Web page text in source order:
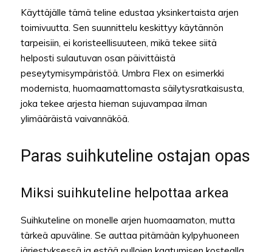
Käyttäjälle tämä teline edustaa yksinkertaista arjen
toimivuutta. Sen suunnittelu keskittyy käytännön
tarpeisiin, ei koristeellisuuteen, mikä tekee siitä
helposti sulautuvan osan päivittäistä
peseytymisympäristöä. Umbra Flex on esimerkki
modernista, huomaamattomasta säilytysratkaisusta,
joka tekee arjesta hieman sujuvampaa ilman
ylimääräistä vaivannäköä.
Paras suihkuteline ostajan opas
Miksi suihkuteline helpottaa arkea
Suihkuteline on monelle arjen huomaamaton, mutta
tärkeä apuväline. Se auttaa pitämään kylpyhuoneen